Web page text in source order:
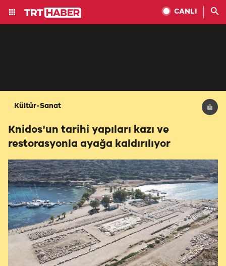
CANLI
Kültür-Sanat
Knidos'un tarihi yapıları kazı ve
restorasyonla ayağa kaldırılıyor